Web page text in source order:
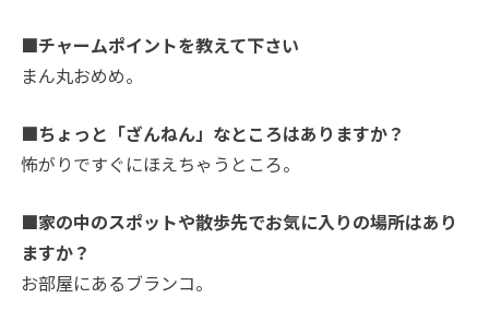
■チャームポイントを教えて下さい
まん丸おめめ。
■ちょっと「ざんねん」なところはありますか？
怖がりですぐにほえちゃうところ。
■家の中のスポットや散歩先でお気に入りの場所はあり
ますか？
お部屋にあるブランコ。